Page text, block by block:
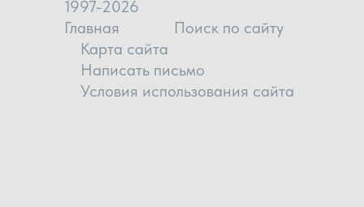
1997-2026
Главная
Поиск по сайту
Карта сайта
Написать письмо
Условия использования сайта